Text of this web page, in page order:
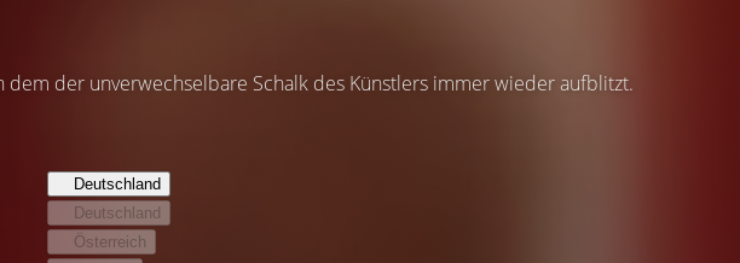
der unverwechselbare Schalk des Künstlers immer wieder aufblitzt.
Deutschland
Deutschland
Österreich